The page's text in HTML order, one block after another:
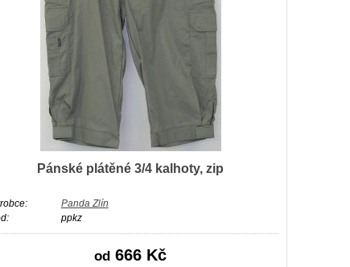
Pánské plátěné 3/4 kalhoty, zip
Panda Zlín
ppkz
od 666 Kč